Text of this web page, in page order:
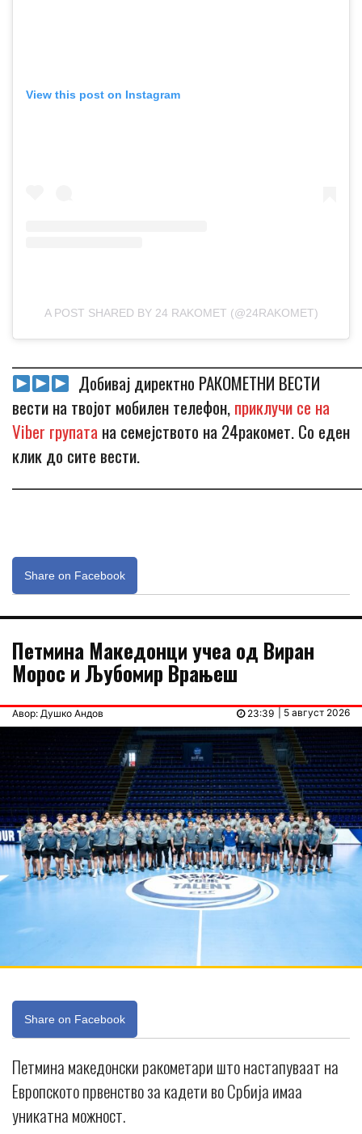
View this post on Instagram
A POST SHARED BY 24 RAKOMET (@24RAKOMET)
Добивај директно РАКОМЕТНИ ВЕСТИ
вести на твојот мобилен телефон,приклучи се на
Viber групата на семејството на 24ракомет. Со еден
клик до сите вести.
Share on Facebook
Петмина Македонци учеа од Виран
Морос и Љубомир Врањеш
Авор: Душко Андов | 5 август 2026
23:39
Share on Facebook
Петмина македонски ракометари што настапуваат на
Европското првенство за кадети во Србија имаа
уникатна можност.